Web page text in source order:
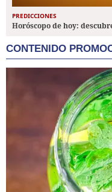
PREDICCIONES
Horóscopo de hoy:
CONTENIDO